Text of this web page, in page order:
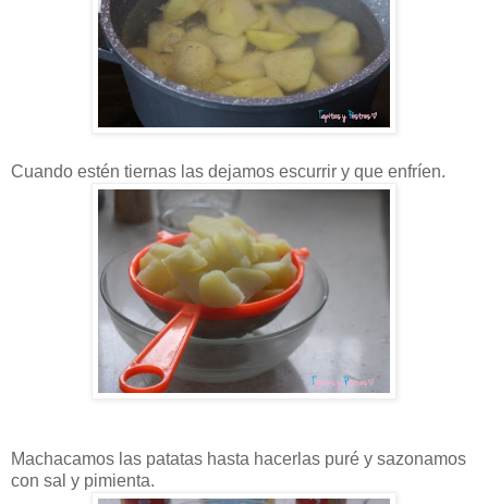
Cuando estén tiernas las dejamos escurrir y que enfríen.
Machacamos las patatas hasta hacerlas puré y sazonamos
con sal y pimienta.